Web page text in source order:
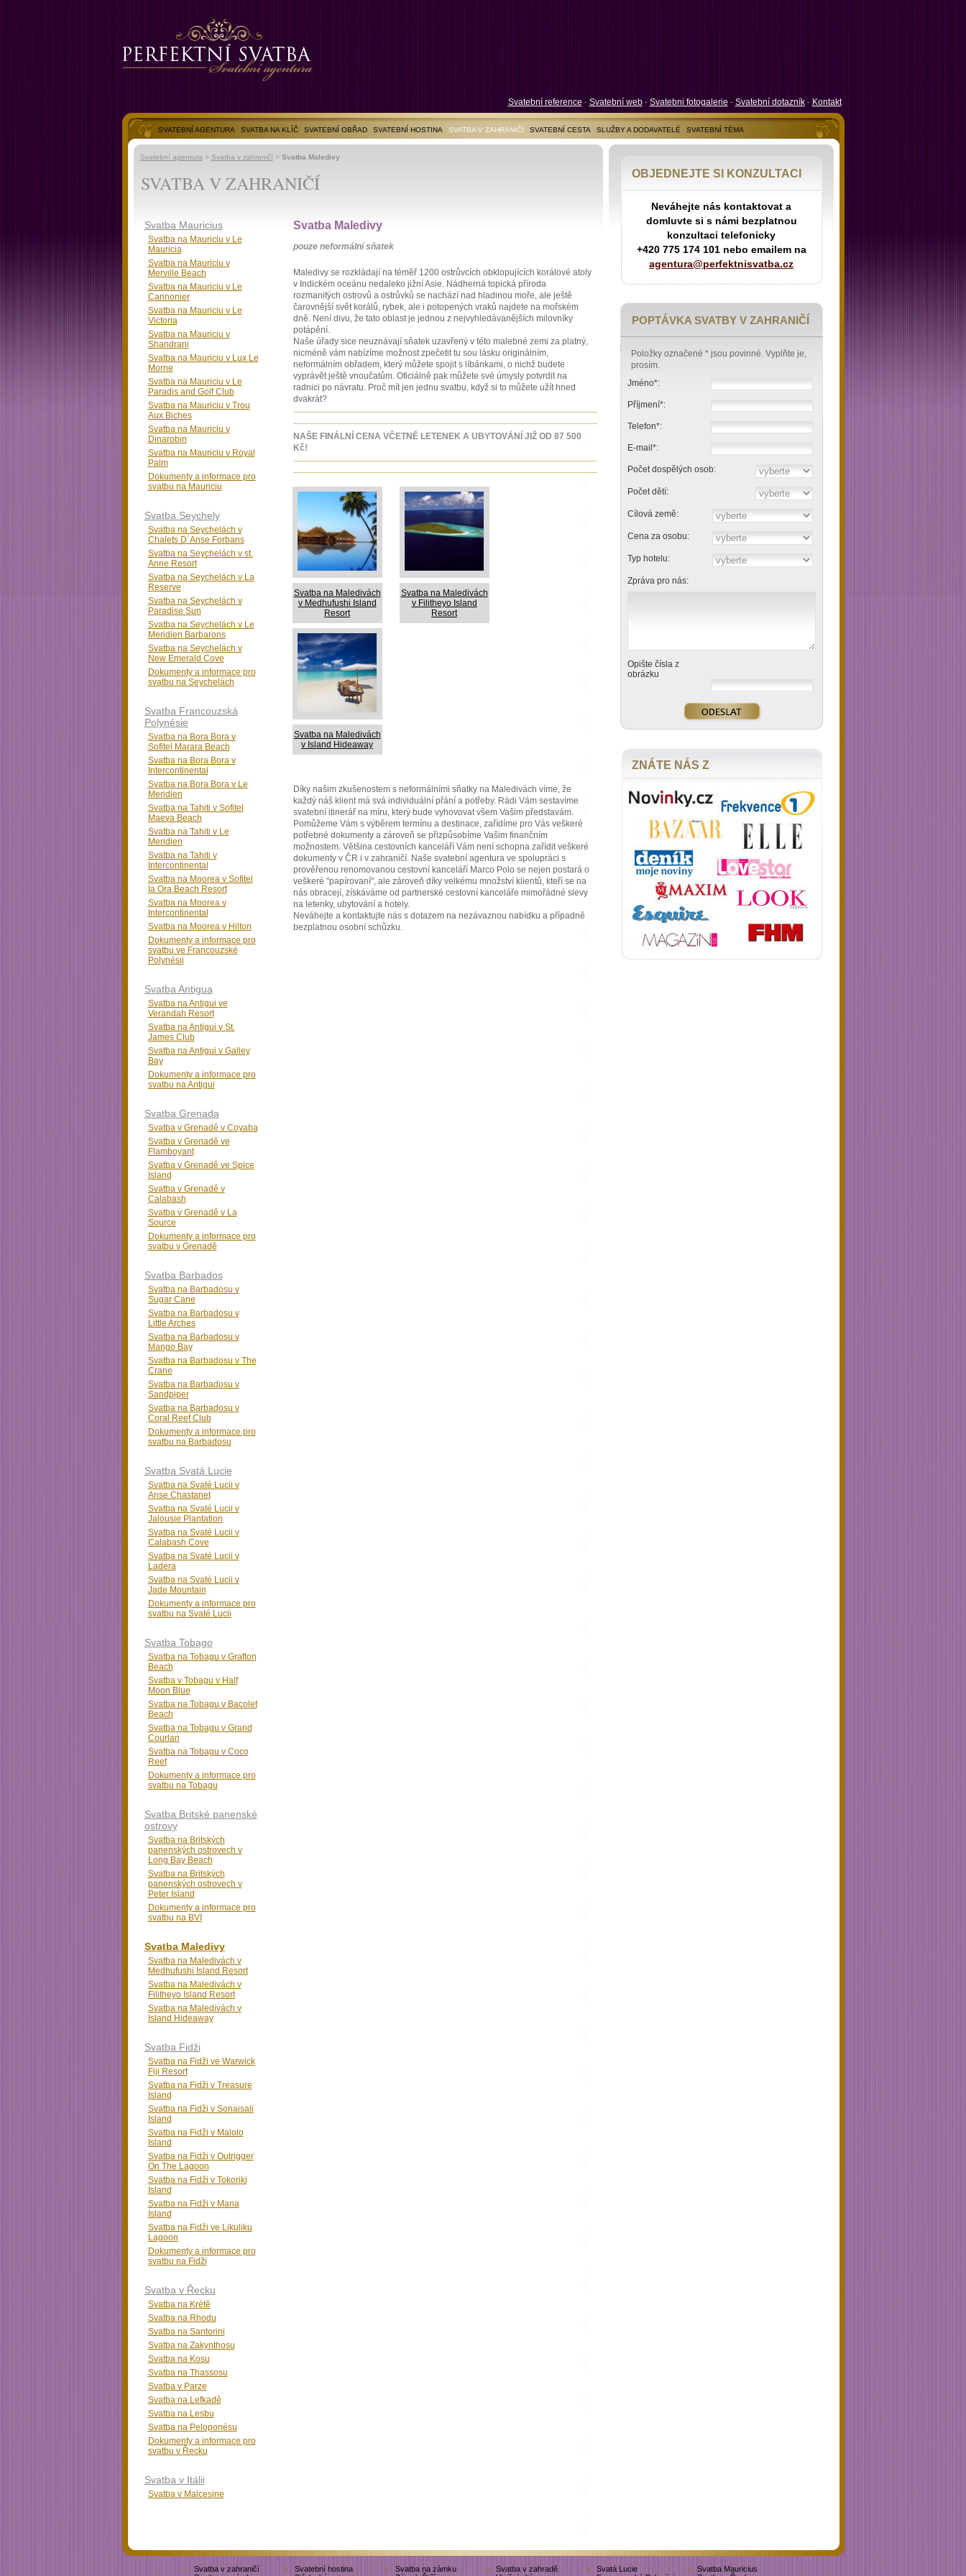
Svatební reference - Svatební web- Svatebni fotogalerie - Svatební dotazník- Kontakt
SVATEBNÍ AGENTURA SVATBA NA KLÍČ SVATEBNÍ OBŘAD SVATEBNÍ HOSTINA SVATBA V ZAHRANIČÍ SVATEBNÍ CESTA SLUŽBY A DODAVATELÉ
SVATEBNÍ TÉMA
SVATEBNÍ FOTOGALERIE
Svatební agentura > Svatba v zahraničí> Svatba Maledivy
SVATBA V ZAHRANIČÍ
Svatba Maledivy
pouze neformální sňatek
Maledivy se rozkládají na téměř 1200 ostrůvcích obklopujících korálové atoly
v Indickém oceánu nedaleko jižní Asie. Nádherná topická příroda
rozmanitých ostrovů a ostrůvků se nachází nad hladinou moře, ale ještě
čarovnější svět korálů, rybek, ale i potopených vraků najdete na mořském
dně. Není divu, že tato oblast je jednou z nejvyhledávanějších milovníky
potápění.
Naše úřady sice neuznávají sňatek uzavřený v této malebné zemi za platný,
nicméně vám nabízíme možnost zpečetit tu sou lásku originálním,
neformálním obřadem, který můžete spojit s líbánkami, o nichž budete
vyprávět ještě vnoučatům. Oficiálně pak můžete své úmysly potvrdit na
radnici po návratu. Proč mít jen jednu svatbu, když si to můžete užít hned
dvakrát?
NAŠE FINÁLNÍ CENA VČETNĚ LETENEK A UBYTOVÁNÍ JIŽ OD 87 500
Kč!
Svatba na Maledivách
v Medhufushi Island
Resort
Svatba na Maledivách
v Filitheyo Island
Resort
Svatba na Maledivách
v Island Hideaway
Díky našim zkušenostem s neformálními sňatky na Maledivách víme, že
každý náš klient má svá individuální přání a potřeby. Rádi Vám sestavíme
svatební itinerář na míru, který bude vyhovovat všem Vašim představám.
Pomůžeme Vám s výběrem termínu a destinace, zařídíme pro Vás veškeré
potřebné dokumenty a zároveň se přizpůsobíme Vašim finančním
možnostem. Většina cestovních kanceláří Vám není schopna zařídit veškeré
dokumenty v ČR i v zahraničí. Naše svatební agentura ve spolupráci s
prověřenou renomovanou cestovní kanceláří Marco Polo se nejen postará o
veškeré "papírovaní", ale zároveň díky velkému množství klientů, kteří se na
nás obracejí, získáváme od partnerské cestovní kanceláře mimořádné slevy
na letenky, ubytování a hotely.
Neváhejte a kontaktujte nás s dotazem na nezávaznou nabídku a případně
bezplatnou osobní schůzku.
Svatba Mauricius
Svatba na Mauriciu v Le
Mauricia
Svatba na Mauriciu v
Merville Beach
Svatba na Mauriciu v Le
Cannonier
Svatba na Mauriciu v Le
Victoria
Svatba na Mauriciu v
Shandrani
Svatba na Mauriciu v Lux Le
Morne
Svatba na Mauriciu v Le
Paradis and Golf Club
Svatba na Mauriciu v Trou
Aux Biches
Svatba na Mauriciu v
Dinarobin
Svatba na Mauriciu v Royal
Palm
Dokumenty a informace pro
svatbu na Mauriciu
Svatba Seychely
Svatba na Seychelách v
Chalets D´Anse Forbans
Svatba na Seychelách v st.
Anne Resort
Svatba na Seychelách v La
Reserve
Svatba na Seychelách v
Paradise Sun
Svatba na Seychelách v Le
Meridien Barbarons
Svatba na Seychelách v
New Emerald Cove
Dokumenty a informace pro
svatbu na Seychelách
Svatba Francouzská
Polynésie
Svatba na Bora Bora v
Sofitel Marara Beach
Svatba na Bora Bora v
Intercontinental
Svatba na Bora Bora v Le
Meridien
Svatba na Tahiti v Sofitel
Maeva Beach
Svatba na Tahiti v Le
Meridien
Svatba na Tahiti v
Intercontinental
Svatba na Moorea v Sofitel
Ia Ora Beach Resort
Svatba na Moorea v
Intercontinental
Svatba na Moorea v Hilton
Dokumenty a informace pro
svatbu ve Francouzské
Polynésii
Svatba Antigua
Svatba na Antigui ve
Verandah Resort
Svatba na Antigui v St.
James Club
Svatba na Antigui v Galley
Bay
Dokumenty a informace pro
svatbu na Antigui
Svatba Grenada
Svatba v Grenadě v Coyaba
Svatba v Grenadě ve
Flamboyant
Svatba v Grenadě ve Spice
Island
Svatba v Grenadě v
Calabash
Svatba v Grenadě v La
Source
Dokumenty a informace pro
svatbu v Grenadě
Svatba Barbados
Svatba na Barbadosu v
Sugar Cane
Svatba na Barbadosu v
Little Arches
Svatba na Barbadosu v
Mango Bay
Svatba na Barbadosu v The
Crane
Svatba na Barbadosu v
Sandpiper
Svatba na Barbadosu v
Coral Reef Club
Dokumenty a informace pro
svatbu na Barbadosu
Svatba Svatá Lucie
Svatba na Svaté Lucii v
Anse Chastanet
Svatba na Svaté Lucii v
Jalousie Plantation
Svatba na Svaté Lucii v
Calabash Cove
Svatba na Svaté Lucii v
Ladera
Svatba na Svaté Lucii v
Jade Mountain
Dokumenty a informace pro
svatbu na Svaté Lucii
Svatba Tobago
Svatba na Tobagu v Grafton
Beach
Svatba v Tobagu v Half
Moon Blue
Svatba na Tobagu v Bacolet
Beach
Svatba na Tobagu v Grand
Courlan
Svatba na Tobagu v Coco
Reef
Dokumenty a informace pro
svatbu na Tobagu
Svatba Britské panenské
ostrovy
Svatba na Britských
panenských ostrovech v
Long Bay Beach
Svatba na Britských
panenských ostrovech v
Peter Island
Dokumenty a informace pro
svatbu na BVI
Svatba Maledivy
Svatba na Maledivách v
Medhufushi Island Resort
Svatba na Maledivách v
Filitheyo Island Resort
Svatba na Maledivách v
Island Hideaway
Svatba Fidži
Svatba na Fidži ve Warwick
Fiji Resort
Svatba na Fidži v Treasure
Island
Svatba na Fidži v Sonaisali
Island
Svatba na Fidži v Malolo
Island
Svatba na Fidži v Outrigger
On The Lagoon
Svatba na Fidži v Tokoriki
Island
Svatba na Fidži v Mana
Island
Svatba na Fidži ve Likuliku
Lagoon
Dokumenty a informace pro
svatbu na Fidži
Svatba v Řecku
Svatba na Krétě
Svatba na Rhodu
Svatba na Santorini
Svatba na Zakynthosu
Svatba na Kosu
Svatba na Thassosu
Svatba v Parze
Svatba na Lefkadě
Svatba na Lesbu
Svatba na Peloponésu
Dokumenty a informace pro
svatbu v Řecku
Svatba v Itálii
Svatba v Malcesine
OBJEDNEJTE SI KONZULTACI
Neváhejte nás kontaktovat a
domluvte si s námi bezplatnou
konzultaci telefonicky
+420 775 174 101 nebo emailem na
agentura@perfektnisvatba.cz
POPTÁVKA SVATBY V ZAHRANIČÍ
Položky označené * jsou povinné. Vyplňte je,
prosím.
Jméno*:
Příjmení*:
Telefon*:
E-mail*:
Počet dospělých osob:
Počet dětí:
Cílová země:
Cena za osobu:
Typ hotelu:
Zpráva pro nás:
Opište čísla z
obrázku
ZNÁTE NÁS Z
Svatba v zahraničí Svatební hostina Svatba na zámku Svatba v zahradě Svatá Lucie
Svatba Mauricius